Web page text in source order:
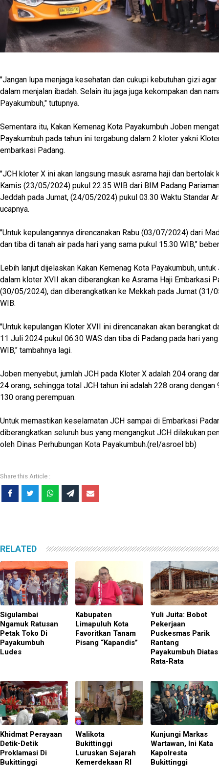
"Jangan lupa menjaga kesehatan dan cukupi kebutuhan gizi
dalam menjalan ibadah. Selain itu jaga juga kekompakan dan
Payakumbuh," tutupnya.
Sementara itu, Kakan Kemenag Kota Payakumbuh Joben
Payakumbuh pada tahun ini tergabung dalam 2 kloter yakni
embarkasi Padang.
"JCH kloter X ini akan langsung masuk asrama haji dan bertolak
Kamis (23/05/2024) pukul 22.35 WIB dari BIM Padang
Jeddah pada Jumat, (24/05/2024) pukul 03.30 Waktu Standar
ucapnya.
"Untuk kepulangannya direncanakan Rabu (03/07/2024) dari
dan tiba di tanah air pada hari yang sama pukul 15.30 WIB,"
Lebih lanjut dijelaskan Kakan Kemenag Kota Payakumbuh,
dalam kloter XVII akan diberangkan ke Asrama Haji Embarkasi
(30/05/2024), dan diberangkatkan ke Mekkah pada Jumat (31/
WIB.
"Untuk kepulangan Kloter XVII ini direncanakan akan berangkat
11 Juli 2024 pukul 06.30 WAS dan tiba di Padang pada hari
WIB," tambahnya lagi.
Joben menyebut, jumlah JCH pada Kloter X adalah 204 orang
24 orang, sehingga total JCH tahun ini adalah 228 orang
130 orang perempuan.
Untuk memastikan keselamatan JCH sampai di Embarkasi
diberangkatkan seluruh bus yang mengangkut JCH dilakukan
oleh Dinas Perhubungan Kota Payakumbuh.(rel/asroel bb)
RELATED
Sigulambai
Ngamuk Ratusan
Petak Toko Di
Payakumbuh
Ludes
Kabupaten
Limapuluh Kota
Favoritkan Tanam
Pisang “Kapandis”
Yuli Juita: Bobot
Pekerjaan
Puskesmas Parik
Rantang
Payakumbuh Diatas
Rata-Rata
Khidmat Perayaan
Detik-Detik
Proklamasi Di
Bukittinggi
Walikota
Bukittinggi
Luruskan Sejarah
Kemerdekaan RI
Kunjungi Markas
Wartawan, Ini Kata
Kapolresta
Bukittinggi